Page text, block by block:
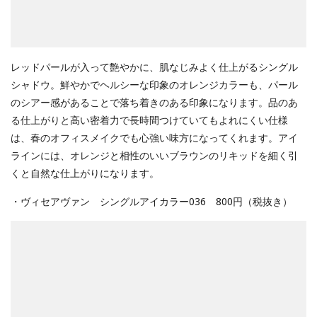
レッドパールが入って艶やかに、肌なじみよく仕上がるシングル
シャドウ。鮮やかでヘルシーな印象のオレンジカラーも、パール
のシアー感があることで落ち着きのある印象になります。品のあ
る仕上がりと高い密着力で長時間つけていてもよれにくい仕様
は、春のオフィスメイクでも心強い味方になってくれます。アイ
ラインには、オレンジと相性のいいブラウンのリキッドを細く引
くと自然な仕上がりになります。
・ヴィセアヴァン シングルアイカラー036 800円（税抜き）